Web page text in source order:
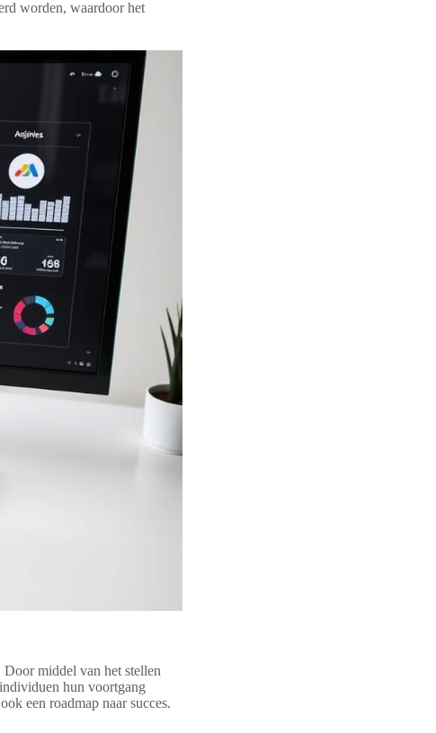
worden, waardoor het
Door middel van het stellen
hun voortgang
een roadmap naar succes.